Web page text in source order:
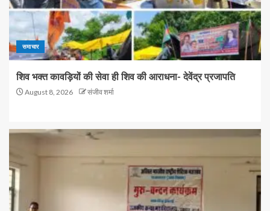
समाचार
शिव भक्त कावड़ियों की सेवा ही शिव की आराधना- देवेंद्र प्रजापति
August 8, 2026 संजीव शर्मा